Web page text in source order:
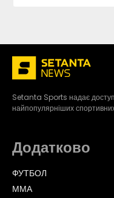
Setanta Sports надає
найпопулярніших спортивних
Додатково
ФУТБОЛ
ММА